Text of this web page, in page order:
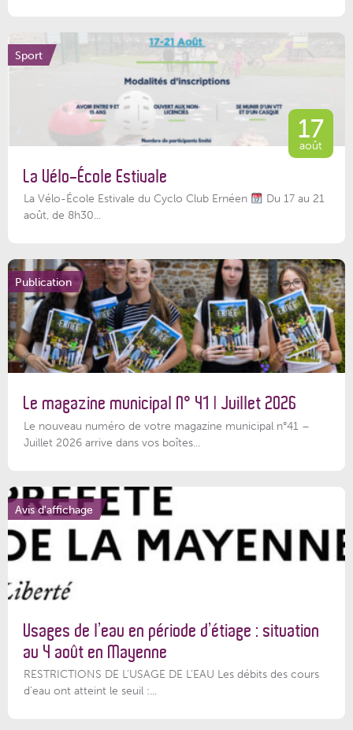
Sport
17
août
La Vélo-École Estivale
La Vélo-École Estivale du Cyclo Club Ernéen
Du 17 au 21
août, de 8h30...
Publication
Le magazine municipal N° 41 | Juillet 2026
Le nouveau numéro de votre magazine municipal n°41 –
Juillet 2026 arrive dans vos boîtes...
Avis d'affichage
Usages de l’eau en période d’étiage : situation
au 4 août en Mayenne
RESTRICTIONS DE L’USAGE DE L’EAU Les débits des cours
d'eau ont atteint le seuil :...